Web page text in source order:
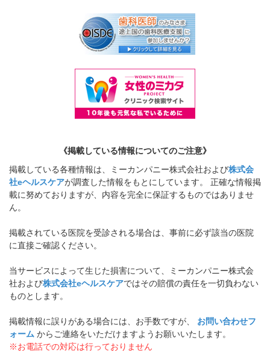
《掲載している情報についてのご注意》
掲載している各種情報は、ミーカンパニー株式会社および株式会
社eヘルスケアが調査した情報をもとにしています。 正確な情報掲
載に努めておりますが、内容を完全に保証するものではありませ
ん。
掲載されている医院を受診される場合は、事前に必ず該当の医院
に直接ご確認ください。
当サービスによって生じた損害について、ミーカンパニー株式会
社および株式会社eヘルスケアではその賠償の責任を一切負わない
ものとします。
掲載情報に誤りがある場合には、お手数ですが、 お問い合わせフ
ォーム からご連絡をいただけますようお願いいたします。
※お電話での対応は行っておりません